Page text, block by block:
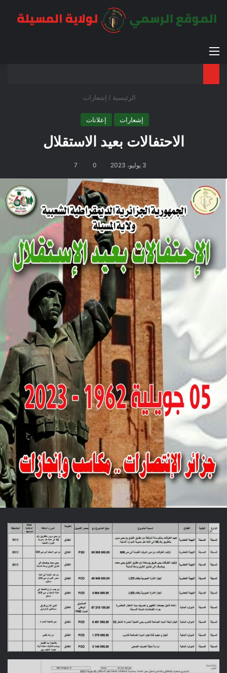
القائمة
الرئيسية / إشعارات
إشعارات إعلانات
الاحتفالات بعيد الاستقلال
3 يوليو، 2023 0
7